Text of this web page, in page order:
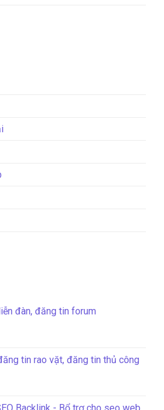
đàn, đăng tin forum
tin rao vặt, đăng tin thủ công